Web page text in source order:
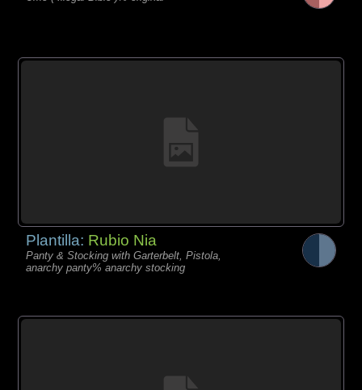
Plantilla: Rubio Nia
Panty & Stocking with Garterbelt, Pistola,
anarchy panty% anarchy stocking